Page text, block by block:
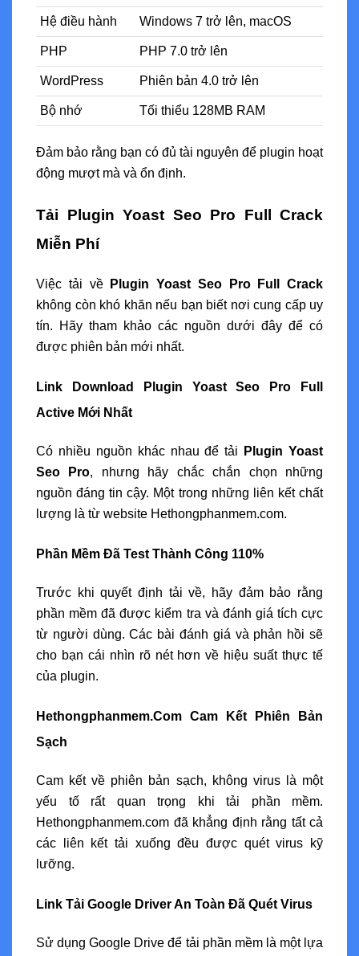
Hệ điều hành Windows 7 trở lên, macOS
PHP PHP 7.0 trở lên
WordPress Phiên bản 4.0 trở lên
Bộ nhớ Tối thiểu 128MB RAM
Đảm bảo rằng bạn có đủ tài nguyên để plugin hoạt
động mượt mà và ổn định.
Tải Plugin Yoast Seo Pro Full Crack
Miễn Phí
Việc tải về
Plugin Yoast Seo Pro Full Crack
không còn khó khăn nếu bạn biết nơi cung cấp uy
tín. Hãy tham khảo các nguồn dưới đây để có
được phiên bản mới nhất.
Link Download Plugin Yoast Seo Pro Full
Active Mới Nhất
Có nhiều nguồn khác nhau để tải
Plugin Yoast
Seo Pro, nhưng hãy chắc chắn chọn những
nguồn đáng tin cậy. Một trong những liên kết chất
lượng là từ website Hethongphanmem.com.
Phần Mềm Đã Test Thành Công 110%
Trước khi quyết định tải về, hãy đảm bảo rằng
phần mềm đã được kiểm tra và đánh giá tích cực
từ người dùng. Các bài đánh giá và phản hồi sẽ
cho bạn cái nhìn rõ nét hơn về hiệu suất thực tế
của plugin.
Hethongphanmem.Com Cam Kết Phiên Bản
Sạch
Cam kết về phiên bản sạch, không virus là một
yếu tố rất quan trọng khi tải phần mềm.
Hethongphanmem.com đã khẳng định rằng tất cả
các liên kết tải xuống đều được quét virus kỹ
lưỡng.
Link Tải Google Driver An Toàn Đã Quét Virus
Sử dụng Google Drive để tải phần mềm là một lựa